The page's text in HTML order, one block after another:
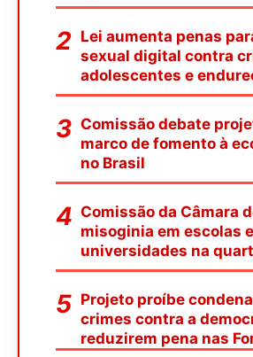
Lei aumenta penas
sexual digital contra
adolescentes e
Comissão debate
marco de fomento à
no Brasil
Comissão da Câmara
misoginia em escolas e
universidades na
Projeto proíbe
crimes contra a
reduzirem pena nas